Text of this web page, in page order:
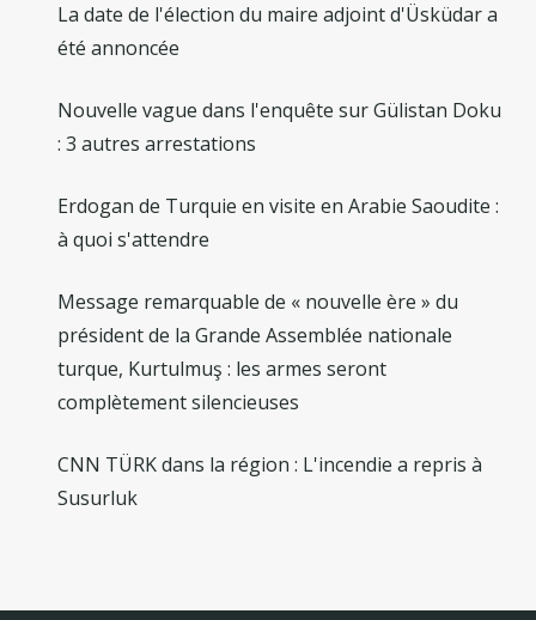
La date de l'élection du maire adjoint d'Üsküdar a
été annoncée
Nouvelle vague dans l'enquête sur Gülistan Doku
: 3 autres arrestations
Erdogan de Turquie en visite en Arabie Saoudite :
à quoi s'attendre
Message remarquable de « nouvelle ère » du
président de la Grande Assemblée nationale
turque, Kurtulmuş : les armes seront
complètement silencieuses
CNN TÜRK dans la région : L'incendie a repris à
Susurluk